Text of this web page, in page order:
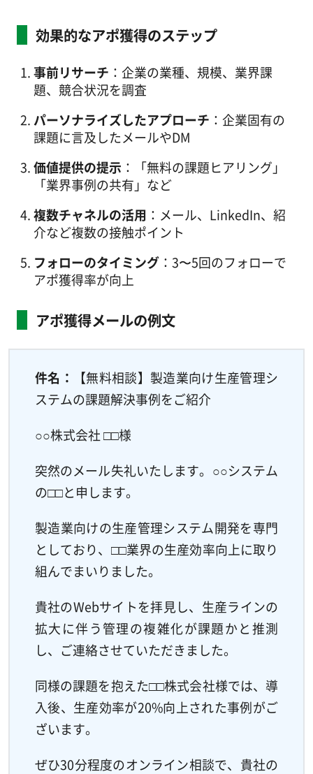
効果的なアポ獲得のステップ
事前リサーチ ：企業の業種、規模、業界課
題、競合状況を調査
パーソナライズしたアプローチ ：企業固有の
課題に言及したメールやDM
価値提供の提示 ：「無料の課題ヒアリング」
「業界事例の共有」など
複数チャネルの活用 ：メール、LinkedIn、紹
介など複数の接触ポイント
フォローのタイミング：3〜5回のフォローで
アポ獲得率が向上
アポ獲得メールの例文
件名：
【無料相談】製造業向け生産管理シ
ステムの課題解決事例をご紹介
○○株式会社 □□様
突然のメール失礼いたします。○○システム
の□□と申します。
製造業向けの生産管理システム開発を専門
としており、□□業界の生産効率向上に取り
組んでまいりました。
貴社のWebサイトを拝見し、生産ラインの
拡大に伴う管理の複雑化が課題かと推測
し、ご連絡させていただきました。
同様の課題を抱えた□□株式会社様では、導
入後、生産効率が20%向上された事例がご
ざいます。
ぜひ30分程度のオンライン相談で、貴社の